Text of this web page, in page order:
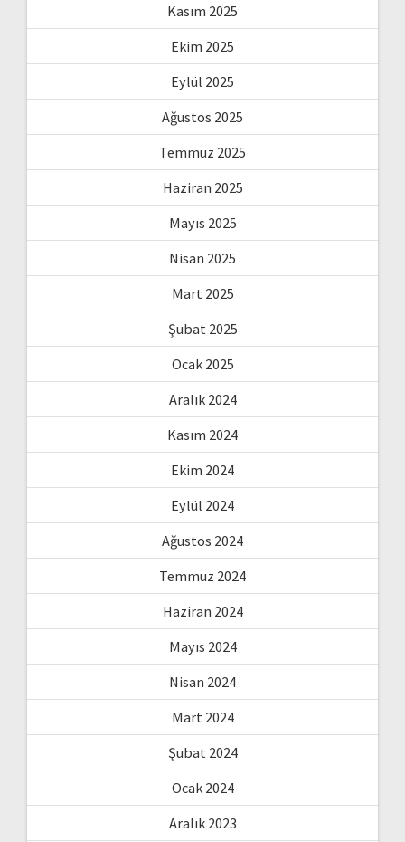
Kasım 2025
Ekim 2025
Eylül 2025
Ağustos 2025
Temmuz 2025
Haziran 2025
Mayıs 2025
Nisan 2025
Mart 2025
Şubat 2025
Ocak 2025
Aralık 2024
Kasım 2024
Ekim 2024
Eylül 2024
Ağustos 2024
Temmuz 2024
Haziran 2024
Mayıs 2024
Nisan 2024
Mart 2024
Şubat 2024
Ocak 2024
Aralık 2023